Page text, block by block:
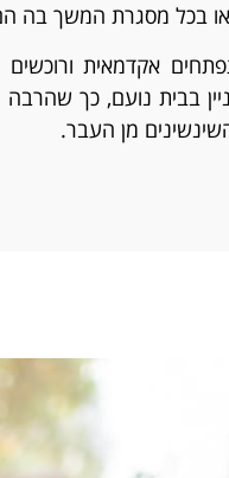
בכל מסגרת המשך בה
אקדמאית ורוכשים
בבית נועם, כך
מן העבר.